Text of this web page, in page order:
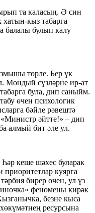
та каласың. Ә син
хатын-кыз табарга
балалы булып калу
төрле. Бер үк
Мондый сүзләрне ир-ат
була, дип саныйм.
өчен психологик
бәйле рәвештә
әйтте!» – дип
алмый бит әле ул.
кеше шәхес буларак
куярга
бирер өчен, ул үз
феномены кирәк
безне кыса
ресурсына